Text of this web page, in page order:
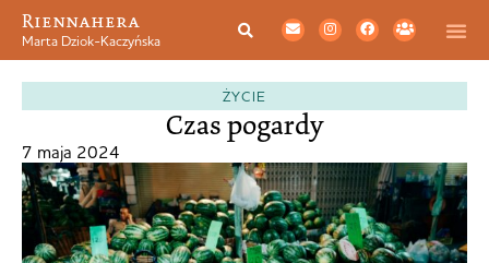
Riennahera
Marta Dziok-Kaczyńska
ŻYCIE
Czas pogardy
7 maja 2024